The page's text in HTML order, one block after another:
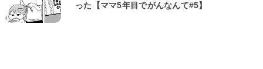
った【ママ5年目でがんなんて#5】